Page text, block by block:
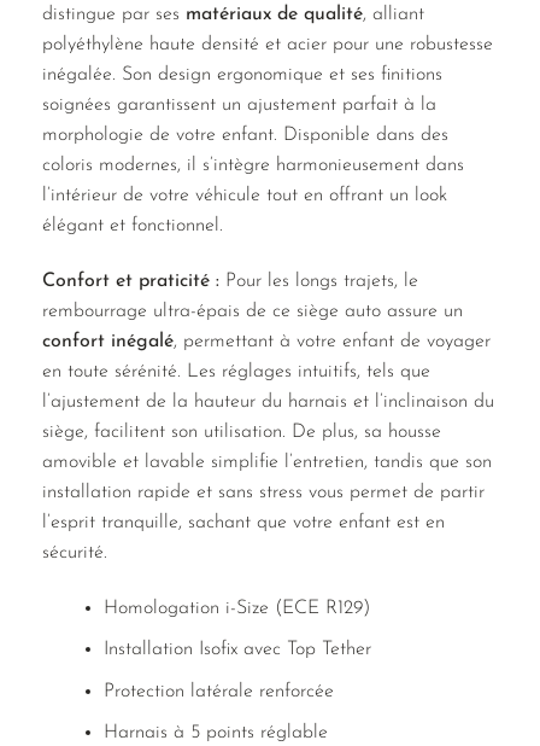
distingue par ses matériaux de qualité, alliant
polyéthylène haute densité et acier pour une robustesse
inégalée. Son design ergonomique et ses finitions
soignées garantissent un ajustement parfait à la
morphologie de votre enfant. Disponible dans des
coloris modernes, il s’intègre harmonieusement dans
l’intérieur de votre véhicule tout en offrant un look
élégant et fonctionnel.
Confort et praticité : Pour les longs trajets, le
rembourrage ultra-épais de ce siège auto assure un
confort inégalé, permettant à votre enfant de voyager
en toute sérénité. Les réglages intuitifs, tels que
l’ajustement de la hauteur du harnais et l’inclinaison du
siège, facilitent son utilisation. De plus, sa housse
amovible et lavable simplifie l’entretien, tandis que son
installation rapide et sans stress vous permet de partir
l’esprit tranquille, sachant que votre enfant est en
sécurité.
Homologation i-Size (ECE R129)
Installation Isofix avec Top Tether
Protection latérale renforcée
Harnais à 5 points réglable